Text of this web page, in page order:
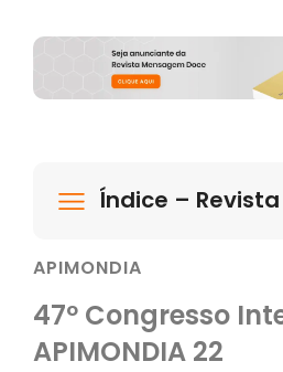
Índice – Revista
APIMONDIA
47º Congresso
APIMONDIA 22